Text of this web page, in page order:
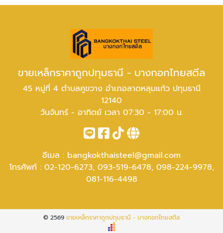
ขายเหล็กราคาถูกปทุมธานี - บางกอกไทยสตีล
45 หมู่ที่ 4 ตำบลคูขวาง อำเภอลาดหลุมแก้ว ปทุมธานี
12140
วันจันทร์ - อาทิตย์ เวลา 07:30 - 17:00 น.
อีเมล : bangkokthaisteel@gmail.com
โทรศัพท์ : 02-120-6273, 093-519-6478, 098-224-9978,
081-116-4498
© 2569 ขายเหล็กราคาถูกปทุมธานี - บางกอกไทยสตีล